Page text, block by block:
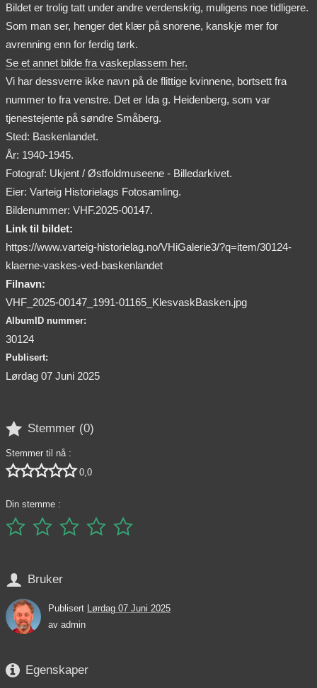
Bildet er trolig tatt under andre verdenskrig, muligens noe tidligere.
Som man ser, henger det klær på snorene, kanskje mer for
avrenning enn for ferdig tørk.
Se et annet bilde fra vaskeplassem her.
Vi har dessverre ikke navn på de flittige kvinnene, bortsett fra
nummer to fra venstre. Det er Ida g. Heidenberg, som var
tjenestejente på søndre Småberg.
Sted: Baskenlandet.
År: 1940-1945.
Fotograf: Ukjent / Østfoldmuseene - Billedarkivet.
Eier: Varteig Historielags Fotosamling.
Bildenummer: VHF.2025-00147.
Link til bildet:
https://www.varteig-historielag.no/VHiGalerie3/?q=item/30124-
klaerne-vaskes-ved-baskenlandet
Filnavn:
VHF_2025-00147_1991-01165_KlesvaskBasken.jpg
AlbumID nummer:
30124
Publisert:
Lørdag 07 Juni 2025
 Stemmer (0)
Stemmer til nå :
 0,0
Din stemme :
    
 Bruker
Publisert Lørdag 07 Juni 2025
av admin
 Egenskaper